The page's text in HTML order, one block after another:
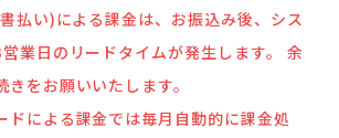
払い)による課金は、お振込み後、シス
業日のリードタイムが発生します。 余
をお願いいたします。
による課金では毎月自動的に課金処